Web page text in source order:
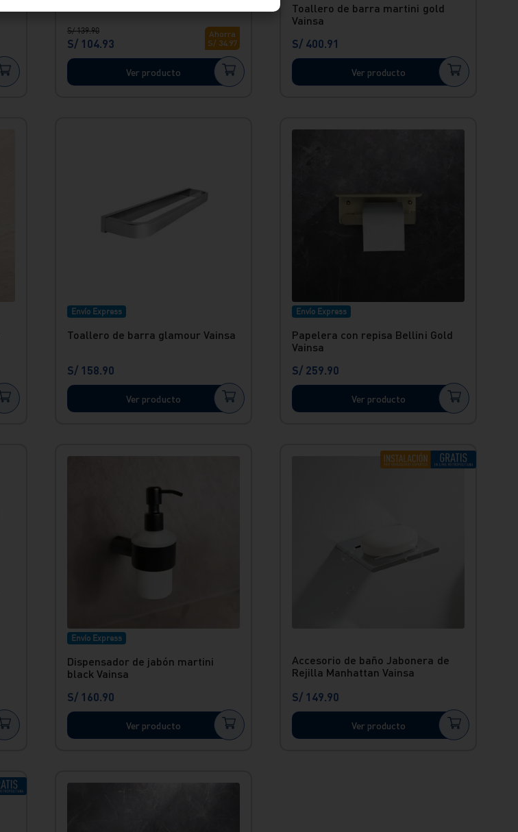
S/ 139.90
S/ 104.93
Ahorra
S/ 34.97
Ver producto
Toallero de barra martini gold
Vainsa
S/ 400.91
Ver producto
Envío Express
Toallero de barra glamour Vainsa
S/ 158.90
Ver producto
Envío Express
Papelera con repisa Bellini Gold
Vainsa
S/ 259.90
Ver producto
Envío Express
Dispensador de jabón martini
black Vainsa
S/ 160.90
Ver producto
Accesorio de baño Jabonera de
Rejilla Manhattan Vainsa
S/ 149.90
Ver producto